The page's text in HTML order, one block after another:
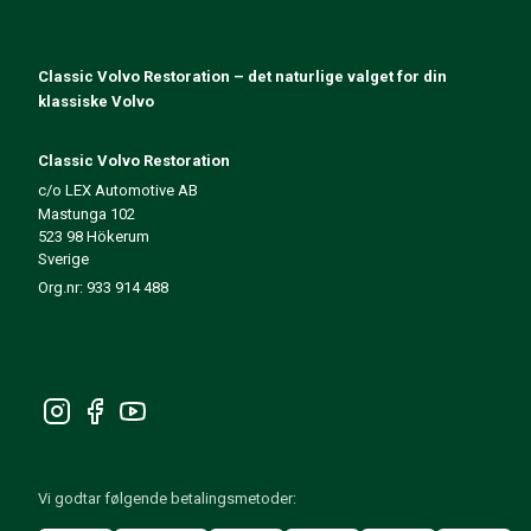
140/164 Forvogn
140/164 Drivstoff-/Avgassystem
140/164 Interiør
140/164 Kraftoverføring/Bakaksel
Øvrig 140/164
Dekk/Felg/Navkapsler 140/164
Reservedeler til 240/260
240/260 Bremsesystem
Interiør 240/260
240/260 Karosseri
Classic Volvo Restoration – det naturlige valget for din
klassiske Volvo
Classic Volvo Restoration
c/o LEX Automotive AB
Mastunga 102
523 98 Hökerum
Sverige
Org.nr: 933 914 488
Vi godtar følgende betalingsmetoder: